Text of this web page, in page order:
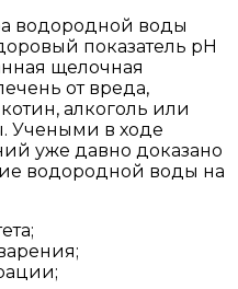
водородной воды
показатель pH
щелочная
от вреда,
алкоголь или
Учеными в ходе
уже давно доказано
водородной воды на